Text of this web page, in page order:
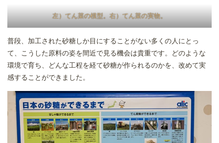
左）てん菜の模型。右）てん菜の実物。
普段、加工された砂糖しか目にすることがない多くの人にとっ
て、こうした原料の姿を間近で見る機会は貴重です。どのような
環境で育ち、どんな工程を経て砂糖が作られるのかを、改めて実
感することができました。